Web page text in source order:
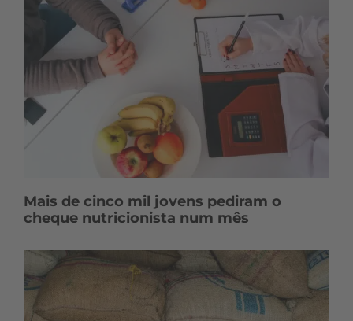
Mais de cinco mil jovens pediram o
cheque nutricionista num mês